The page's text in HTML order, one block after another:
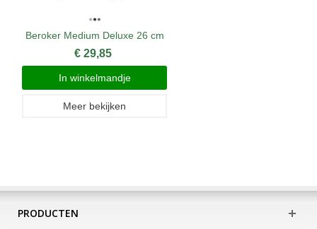
Beroker Medium Deluxe 26 cm
€ 29,85
In winkelmandje
Meer bekijken
PRODUCTEN